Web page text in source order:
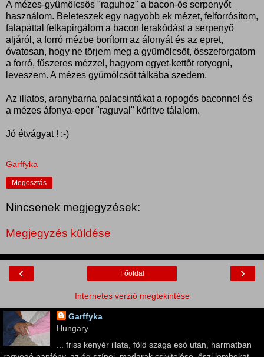
A mézes-gyümölcsös "raguhoz" a bacon-ös serpenyőt
használom. Beleteszek egy nagyobb ek mézet, felforrósítom,
falapáttal felkapirgálom a bacon lerakódást a serpenyő
aljáról, a forró mézbe borítom az áfonyát és az epret,
óvatosan, hogy ne törjem meg a gyümölcsöt, összeforgatom
a forró, fűszeres mézzel, hagyom egyet-kettőt rotyogni,
leveszem. A mézes gyümölcsöt tálkába szedem.
Az illatos, aranybarna palacsintákat a ropogós baconnel és
a mézes áfonya-eper "raguval" körítve tálalom.
Jó étvágyat ! :-)
Garffyka
Megosztás
Nincsenek megjegyzések:
Megjegyzés küldése
‹ ›
Főoldal
Internetes verzió megtekintése
Garffyka
Hungary
... friss kenyér illata, föld szaga eső után, harmatban